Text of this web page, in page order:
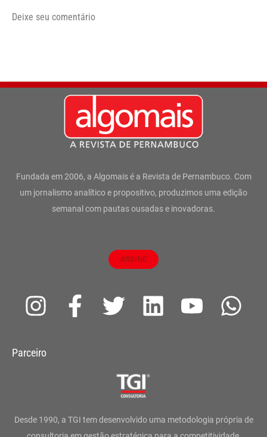
Deixe seu comentário
Fundada em 2006, a Algomais é a Revista de Pernambuco. Com
um jornalismo analítico e propositivo, produzimos uma edição
semanal com pautas ousadas e inovadoras.
ASSINE
I
s
g
F
a
o
T
t
e
L
d
Y
b
W
a
Parceiro
Desde 1990, a TGI tem desenvolvido uma metodologia própria de